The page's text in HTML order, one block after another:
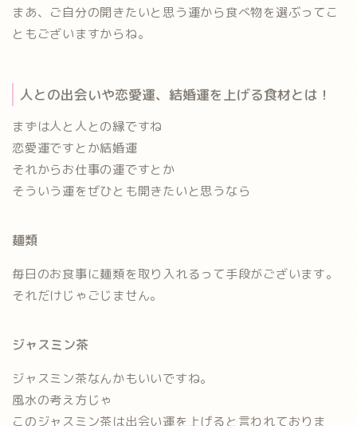
まあ、ご自分の開きたいと思う運から食べ物を選ぶってこ
ともございますからね。
人との出会いや恋愛運、結婚運を上げる食材とは！
まずは人と人との縁ですね
恋愛運ですとか結婚運
それからお仕事の運ですとか
そういう運をぜひとも開きたいと思うなら
麺類
毎日のお食事に麺類を取り入れるって手段がございます。
それだけじゃごじません。
ジャスミン茶
ジャスミン茶なんかもいいですね。
風水の考え方じゃ
このジャスミン茶は出会い運を上げると言われておりま